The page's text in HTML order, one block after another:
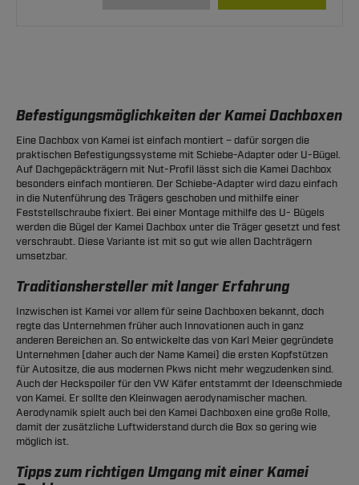
Befestigungsmöglichkeiten der Kamei Dachboxen
Eine Dachbox von Kamei ist einfach montiert – dafür sorgen die
praktischen Befestigungssysteme mit Schiebe-Adapter oder U-Bügel.
Auf Dachgepäckträgern mit Nut-Profil lässt sich die Kamei Dachbox
besonders einfach montieren. Der Schiebe-Adapter wird dazu einfach
in die Nutenführung des Trägers geschoben und mithilfe einer
Feststellschraube fixiert. Bei einer Montage mithilfe des U- Bügels
werden die Bügel der Kamei Dachbox unter die Träger gesetzt und fest
verschraubt. Diese Variante ist mit so gut wie allen Dachträgern
umsetzbar.
Traditionshersteller mit langer Erfahrung
Inzwischen ist Kamei vor allem für seine Dachboxen bekannt, doch
regte das Unternehmen früher auch Innovationen auch in ganz
anderen Bereichen an. So entwickelte das von Karl Meier gegründete
Unternehmen (daher auch der Name Kamei) die ersten Kopfstützen
für Autositze, die aus modernen Pkws nicht mehr wegzudenken sind.
Auch der Heckspoiler für den VW Käfer entstammt der Ideenschmiede
von Kamei. Er sollte den Kleinwagen aerodynamischer machen.
Aerodynamik spielt auch bei den Kamei Dachboxen eine große Rolle,
damit der zusätzliche Luftwiderstand durch die Box so gering wie
möglich ist.
Tipps zum richtigen Umgang mit einer Kamei